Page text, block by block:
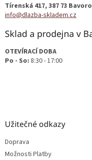
Tírenská 417, 387 73
info@dlazba-skladem.cz
Sklad a prodejna v
OTEVÍRACÍ DOBA
Po - So: 8:30 - 17:00
Užitečné odkazy
Doprava
Možnosti Platby